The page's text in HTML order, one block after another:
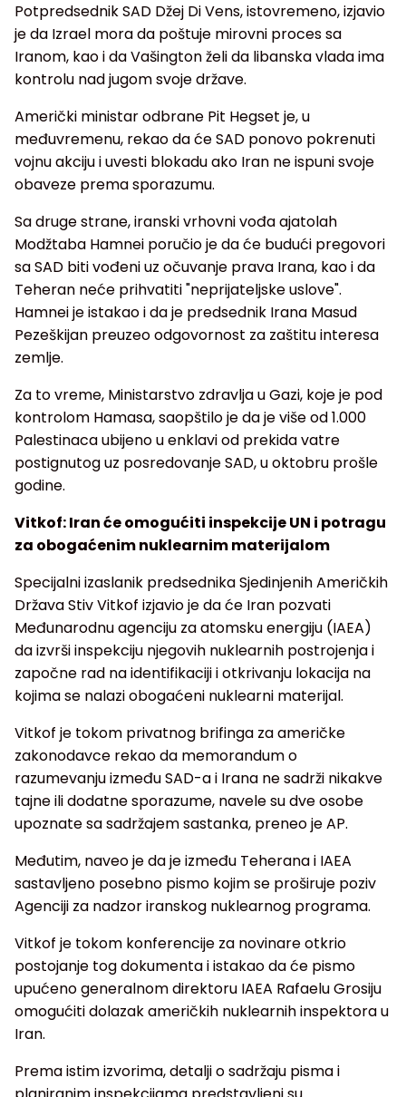
Potpredsednik SAD Džej Di Vens, istovremeno, izjavio
je da Izrael mora da poštuje mirovni proces sa
Iranom, kao i da Vašington želi da libanska vlada ima
kontrolu nad jugom svoje države.
Američki ministar odbrane Pit Hegset je, u
međuvremenu, rekao da će SAD ponovo pokrenuti
vojnu akciju i uvesti blokadu ako Iran ne ispuni svoje
obaveze prema sporazumu.
Sa druge strane, iranski vrhovni vođa ajatolah
Modžtaba Hamnei poručio je da će budući pregovori
sa SAD biti vođeni uz očuvanje prava Irana, kao i da
Teheran neće prihvatiti "neprijateljske uslove".
Hamnei je istakao i da je predsednik Irana Masud
Pezeškijan preuzeo odgovornost za zaštitu interesa
zemlje.
Za to vreme, Ministarstvo zdravlja u Gazi, koje je pod
kontrolom Hamasa, saopštilo je da je više od 1.000
Palestinaca ubijeno u enklavi od prekida vatre
postignutog uz posredovanje SAD, u oktobru prošle
godine.
Vitkof: Iran će omogućiti inspekcije UN i potragu
za obogaćenim nuklearnim materijalom
Specijalni izaslanik predsednika Sjedinjenih Američkih
Država Stiv Vitkof izjavio je da će Iran pozvati
Međunarodnu agenciju za atomsku energiju (IAEA)
da izvrši inspekciju njegovih nuklearnih postrojenja i
započne rad na identifikaciji i otkrivanju lokacija na
kojima se nalazi obogaćeni nuklearni materijal.
Vitkof je tokom privatnog brifinga za američke
zakonodavce rekao da memorandum o
razumevanju između SAD-a i Irana ne sadrži nikakve
tajne ili dodatne sporazume, navele su dve osobe
upoznate sa sadržajem sastanka, preneo je AP.
Međutim, naveo je da je između Teherana i IAEA
sastavljeno posebno pismo kojim se proširuje poziv
Agenciji za nadzor iranskog nuklearnog programa.
Vitkof je tokom konferencije za novinare otkrio
postojanje tog dokumenta i istakao da će pismo
upućeno generalnom direktoru IAEA Rafaelu Grosiju
omogućiti dolazak američkih nuklearnih inspektora u
Iran.
Prema istim izvorima, detalji o sadržaju pisma i